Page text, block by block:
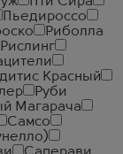
Пьедироссо
Риболла
Рислинг
Красный
Руби
Магарача
Самсо